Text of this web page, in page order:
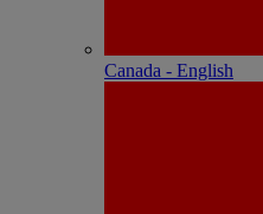
Canada - English